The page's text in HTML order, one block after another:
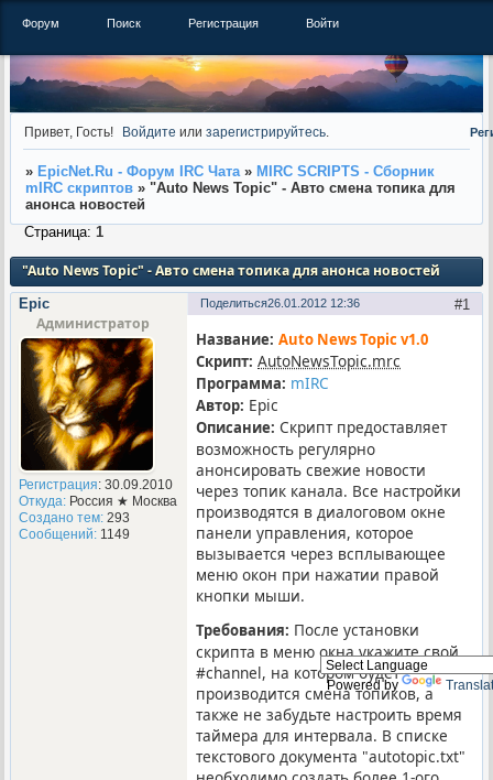
Powered by
Форум Поиск Регистрация Войти
Привет, Гость! Войдите илизарегистрируйтесь
» EpicNet.Ru - Форум IRC Чата » MIRC SCRIPTS - Сборник
mIRC скриптов » "Auto News Topic" - Авто смена топика для
анонса новостей
"Auto News Topic" - Авто смена топика для анонса новостей
Страница: 1
Поделиться 1
26.01.2012 12:36
Epic
Администратор
Регистрация: 30.09.2010
Откуда:Россия ★ Москва
Создано тем:293
Сообщений:1149
Название: Auto News Topic v1.0
Скрипт: AutoNewsTopic.mrc
Программа: mIRC
Автор: Epic
Описание: Скрипт предоставляет
возможность регулярно
анонсировать свежие новости
через топик канала. Все настройки
производятся в диалоговом окне
панели управления, которое
вызывается через всплывающее
меню окон при нажатии правой
кнопки мыши.
Требования: После установки
скрипта в меню окна укажите свой
#channel, на котором будет
производится смена топиков, а
также не забудьте настроить время
таймера для интервала. В списке
текстового документа "autotopic.txt"